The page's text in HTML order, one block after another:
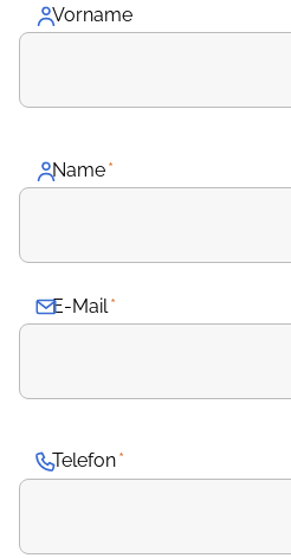
Vorname
Name*
E-Mail *
Telefon*